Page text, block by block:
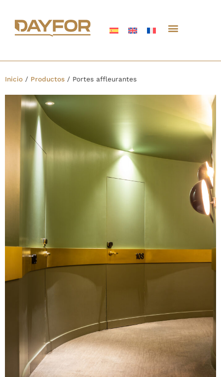
Inicio / Productos / Portes affleurantes